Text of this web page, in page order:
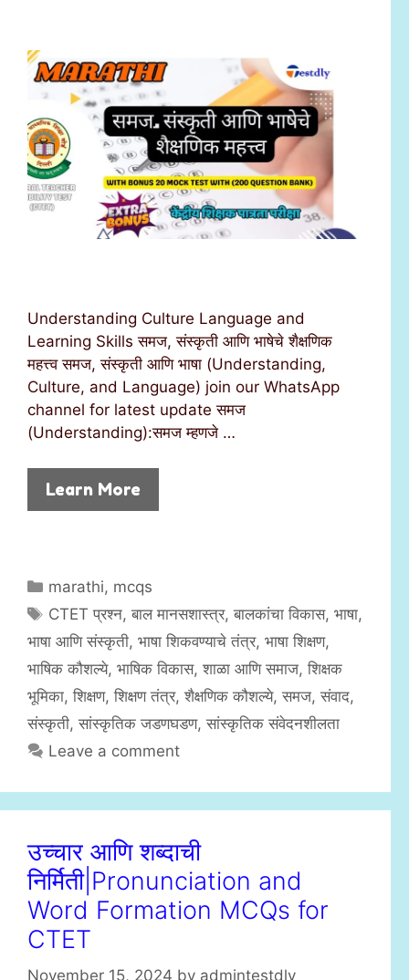
Understanding Culture Language and
Learning Skills समज, संस्कृती आणि भाषेचे शैक्षणिक
महत्त्व समज, संस्कृती आणि भाषा (Understanding,
Culture, and Language) join our WhatsApp
channel for latest update समज
(Understanding):समज म्हणजे …
Learn More
C
a
e
g
o
r
i
s
marathi, mcqs
T
a
s
CTET प्रश्न,बाल मानसशास्त्र,बालकांचा विकास,भाषा,
भाषा आणि संस्कृती, भाषा शिकवण्याचे तंत्र, भाषा शिक्षण,
भाषिक कौशल्ये, भाषिक विकास, शाळा आणि समाज, शिक्षक
भूमिका, शिक्षण, शिक्षण तंत्र, शैक्षणिक कौशल्ये, समज, संवाद,
संस्कृती, सांस्कृतिक जडणघडण, सांस्कृतिक संवेदनशीलता
Leave a comment
उच्चार आणि शब्दाची
निर्मिती|Pronunciation and
Word Formation MCQs for
CTET
November 15, 2024 by admintestdly